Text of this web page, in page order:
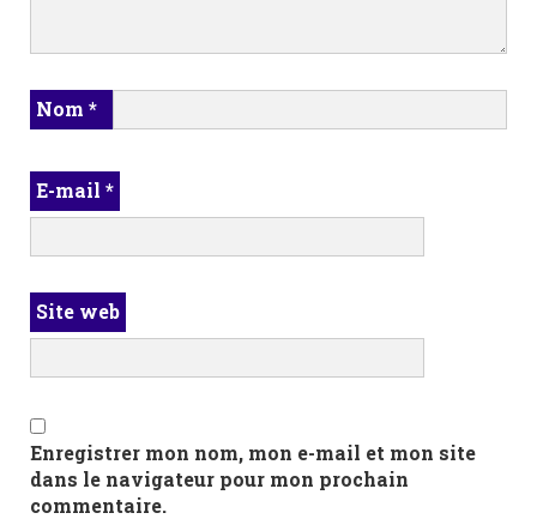
Nom *
E-mail *
Site web
Enregistrer mon nom, mon e-mail et mon site
dans le navigateur pour mon prochain
commentaire.